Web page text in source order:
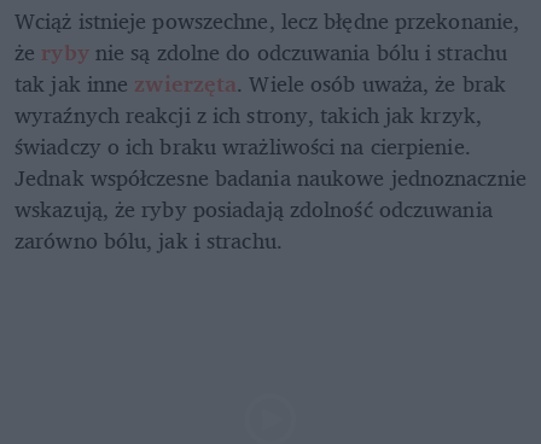
Wciąż istnieje powszechne, lecz błędne przekonanie,
że ryby nie są zdolne do odczuwania bólu i strachu
tak jak inne zwierzęta. Wiele osób uważa, że brak
wyraźnych reakcji z ich strony, takich jak krzyk,
świadczy o ich braku wrażliwości na cierpienie.
Jednak współczesne badania naukowe jednoznacznie
wskazują, że ryby posiadają zdolność odczuwania
zarówno bólu, jak i strachu.